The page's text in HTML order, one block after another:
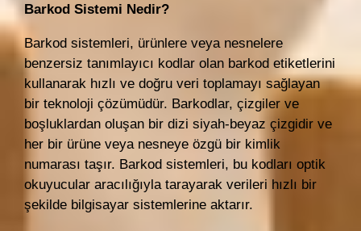
Barkod Sistemi Nedir?
Barkod sistemleri, ürünlere veya nesnelere
benzersiz tanımlayıcı kodlar olan barkod etiketlerini
kullanarak hızlı ve doğru veri toplamayı sağlayan
bir teknoloji çözümüdür. Barkodlar, çizgiler ve
boşluklardan oluşan bir dizi siyah-beyaz çizgidir ve
her bir ürüne veya nesneye özgü bir kimlik
numarası taşır. Barkod sistemleri, bu kodları optik
okuyucular aracılığıyla tarayarak verileri hızlı bir
şekilde bilgisayar sistemlerine aktarır.